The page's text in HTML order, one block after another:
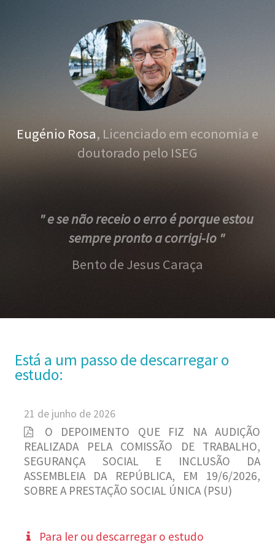
Eugénio Rosa, Licenciado em economia e
doutorado pelo ISEG
" e se não receio o erro é porque estou
sempre pronto a corrigi-lo "
Bento de Jesus Caraça
Está a um passo de descarregar o
estudo:
21 de junho de 2026
O DEPOIMENTO QUE FIZ NA AUDIÇÃO
REALIZADA PELA COMISSÃO DE TRABALHO,
SEGURANÇA SOCIAL E INCLUSÃO DA
ASSEMBLEIA DA REPÚBLICA, EM 19/6/2026,
SOBRE A PRESTAÇÃO SOCIAL ÚNICA (PSU)
Para ler ou descarregar o estudo